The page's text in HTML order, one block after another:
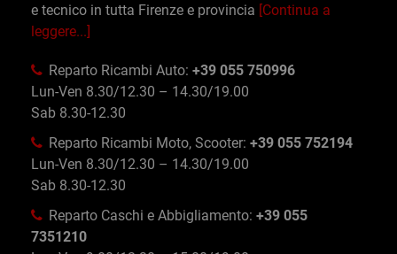
e tecnico in tutta Firenze e provincia [Continua a
leggere...]
Reparto Ricambi Auto: +39 055 750996
Lun-Ven 8.30/12.30 – 14.30/19.00
Sab 8.30-12.30
Reparto Ricambi Moto, Scooter: +39 055 752194
Lun-Ven 8.30/12.30 – 14.30/19.00
Sab 8.30-12.30
Reparto Caschi e Abbigliamento: +39 055
7351210